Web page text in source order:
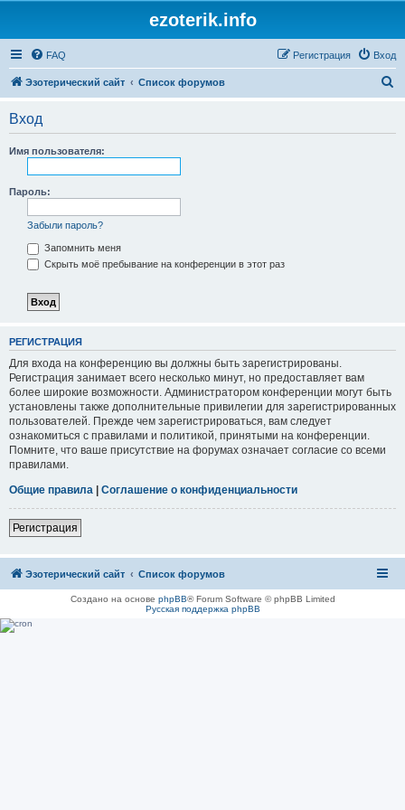
ezoterik.info
FAQ Вход
Регистрация
Эзотерический сайт Список форумов
Вход
Имя пользователя:
Пароль:
Забыли пароль?
Запомнить меня
Скрыть моё пребывание на конференции в этот раз
РЕГИСТРАЦИЯ
Для входа на конференцию вы должны быть зарегистрированы.
Регистрация занимает всего несколько минут, но предоставляет вам
более широкие возможности. Администратором конференции могут быть
установлены также дополнительные привилегии для зарегистрированных
пользователей. Прежде чем зарегистрироваться, вам следует
ознакомиться с правилами и политикой, принятыми на конференции.
Помните, что ваше присутствие на форумах означает согласие со всеми
правилами.
Общие правила | Соглашение о конфиденциальности
Регистрация
Эзотерический сайт Список форумов
Создано на основе phpBB® Forum Software © phpBB Limited
Русская поддержка phpBB